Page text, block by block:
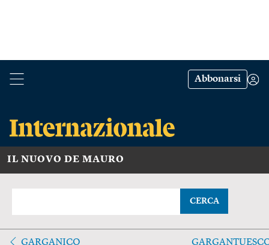
Abbonarsi
IL NUOVO DE MAURO
CERCA
GARGANICO